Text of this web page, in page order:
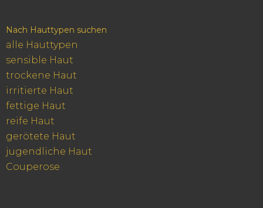
Nach Hauttypen suchen
alle Hauttypen
sensible Haut
trockene Haut
irritierte Haut
fettige Haut
reife Haut
gerötete Haut
jugendliche Haut
Couperose